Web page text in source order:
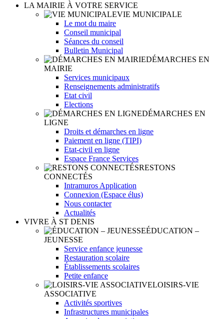
LA MAIRIE À VOTRE SERVICE
VIE MUNICIPALE
Le mot du maire
Conseil municipal
Séances du conseil
Bulletin Municipal
DÉMARCHES EN
MAIRIE
Services municipaux
Renseignements administratifs
Etat civil
Elections
DÉMARCHES EN
LIGNE
Droits et démarches en ligne
Paiement en ligne (TIPI)
Etat-civil en ligne
Espace France Services
RESTONS
CONNECTÉS
Intramuros Application
Connexion (Espace élus)
Nous contacter
Actualités
VIVRE À ST DENIS
ÉDUCATION –
JEUNESSE
Service enfance jeunesse
Restauration scolaire
Établissements scolaires
Petite enfance
LOISIRS-VIE
ASSOCIATIVE
Activités sportives
Infrastructures municipales